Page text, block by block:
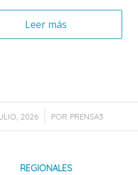
Leer más
2026
/ POR PRENSA3
REGIONALES